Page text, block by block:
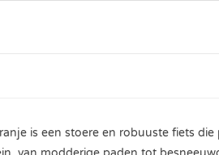
is een stoere en robuuste fiets